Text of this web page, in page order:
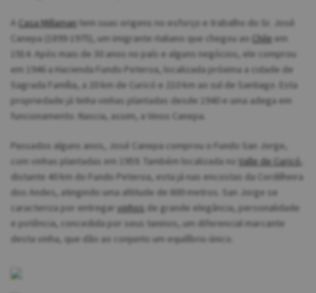
A Casa Millaman tem suas origens no esforço e trabalho do Sr. José
Canepa (1899-1975), um imigrante italiano que chegou ao Chile em
1914. Após mais de 30 anos no país e alguns negócios, ele comprou
em 1946 a Hacienda Fundo Peteroa, localizada próxima a cidade de
Sagrada Família, a 20 km de Curicó e 210 km ao sul de Santiago. Esta
propriedade já tinha vinhas plantadas desde 1940 e uma adega em
funcionamento. Nascia, assim, a Vinos Canepa.
Passados alguns anos, José Canepa comprou o Fundo San Jorge,
com vinhas plantadas em 1959. Também localizada no Valle de Curicó,
distante 40 km do Fundo Peteroa, esta já nas encostas da Cordilheira
dos Andes, atingindo uma altitude de 600 metros. San Jorge se
caracteriza por entregar vinhos de grande elegância, personalidade
e potência, concedida por seus taninos, um diferencial marcante
desta vinha, que dão ao conjunto um equilíbrio único.